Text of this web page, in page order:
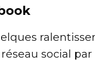
social